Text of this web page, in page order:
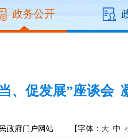
政务公开
、促发展”座谈会
政府门户网站 【字体： 大 中